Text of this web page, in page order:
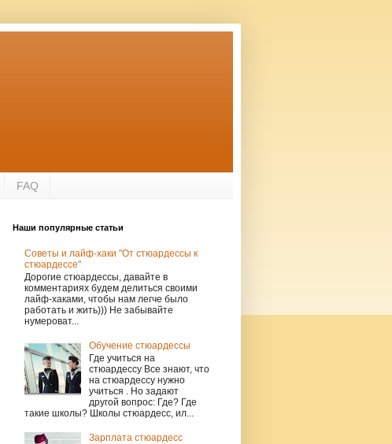
FAQ
Наши популярные статьи
Советы и лайф-хаки "От стюардессы к
стюардессе"
Дорогие стюардессы, давайте в
комментариях будем делиться своими
лайф-хаками, чтобы нам легче было
работать и жить))) Не забывайте
нумероват...
Обучение стюардессы
Где учиться на
стюардессу Все знают, что
на стюардессу нужно
учиться . Но задают
другой вопрос: Где? Где
такие школы? Школы стюардесс, ил...
Зарплата стюардесс